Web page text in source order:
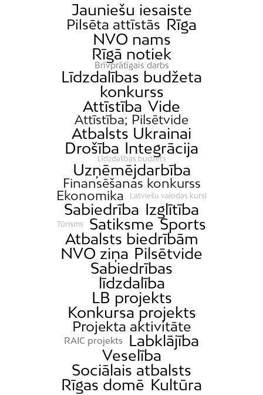
Jauniešu iesaiste
Pilsēta attīstās Rīga
NVO nams
Rīgā notiek
Brīvprātīgais darbs
Līdzdalības budžeta
konkurss
Attīstība Vide
Attīstība; Pilsētvide
Atbalsts Ukrainai
Drošība Integrācija
Līdzdalības budžets
Uzņēmējdarbība
Finansēšanas konkurss
Ekonomika
Latviešu valodas kursi
Sabiedrība Izglītība
Tūrisms Satiksme Sports
Atbalsts biedrībām
NVO ziņa Pilsētvide
Sabiedrības
līdzdalība
LB projekts
Konkursa projekts
Projekta aktivitāte
RAIC projekts
Labklājība
Veselība
Sociālais atbalsts
Rīgas domē Kultūra